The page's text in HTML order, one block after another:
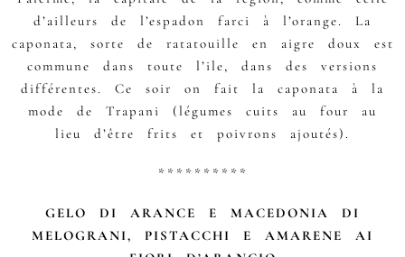
d’ailleurs de l’espadon farci à l’orange. La
caponata, sorte de ratatouille en aigre doux est
commune dans toute l’ile, dans des versions
différentes. Ce soir on fait la caponata à la
mode de Trapani (légumes cuits au four au
lieu d’être frits et poivrons ajoutés).
**********
GELO DI ARANCE E MACEDONIA DI
MELOGRANI, PISTACCHI E AMARENE AI